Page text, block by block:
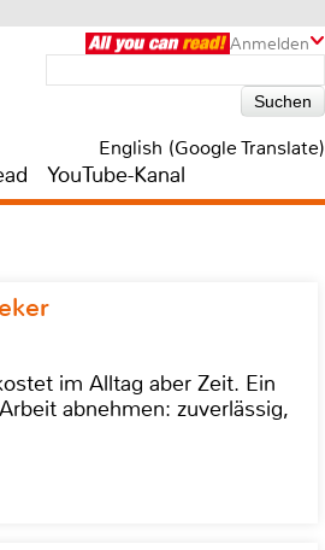
Anmelden
English (Google Translate)
YouTube-Kanal
im Alltag aber Zeit. Ein
abnehmen: zuverlässig,